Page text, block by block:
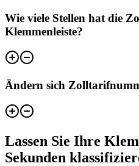
Wie viele Stellen hat die
Klemmenleiste?
Ändern sich
Lassen Sie Ihre
Sekunden